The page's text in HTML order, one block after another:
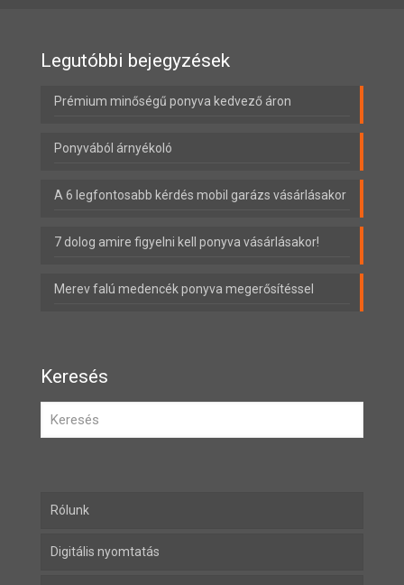
Legutóbbi bejegyzések
Prémium minőségű ponyva kedvező áron
Ponyvából árnyékoló
A 6 legfontosabb kérdés mobil garázs vásárlásakor
7 dolog amire figyelni kell ponyva vásárlásakor!
Merev falú medencék ponyva megerősítéssel
Keresés
Rólunk
Digitális nyomtatás